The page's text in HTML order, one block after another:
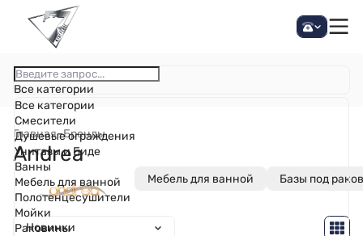
Все категории
Все категории
Смесители
Душевые ограждения
Унитазы и Биде
Ванны
Мебель для ванной
Полотенцесушители
Мойки
Раковины
Главная–Бренды
Andrea
Мебель для ванной Базы под
Новинки